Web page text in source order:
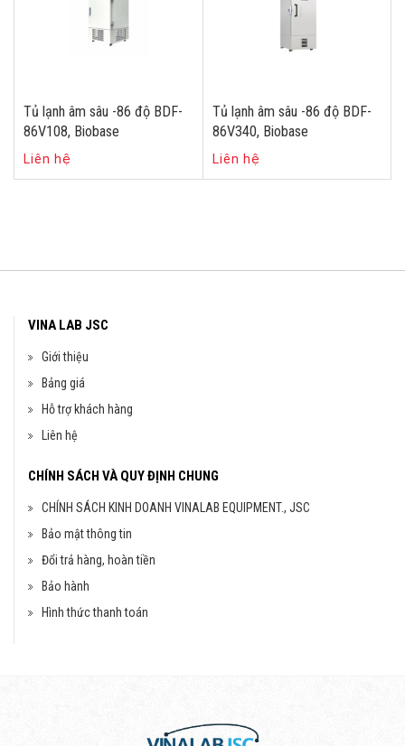
Tủ lạnh âm sâu -86 độ BDF-
86V108, Biobase
Liên hệ
Tủ lạnh âm sâu -86 độ BDF-
86V340, Biobase
Liên hệ
VINA LAB JSC
Giới thiệu
Bảng giá
Hỗ trợ khách hàng
Liên hệ
CHÍNH SÁCH VÀ QUY ĐỊNH CHUNG
CHÍNH SÁCH KINH DOANH VINALAB EQUIPMENT., JSC
Bảo mật thông tin
Đổi trả hàng, hoàn tiền
Bảo hành
Hình thức thanh toán